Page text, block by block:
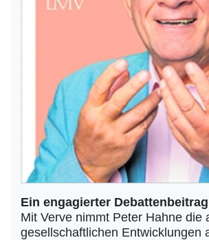
Ein engagierter Debattenbeitrag
Mit Verve nimmt Peter Hahne die
gesellschaftlichen Entwicklungen